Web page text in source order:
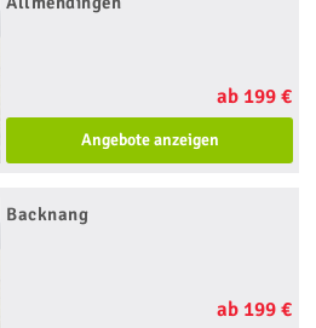
ab 199 €
Angebote anzeigen
Backnang
ab 199 €